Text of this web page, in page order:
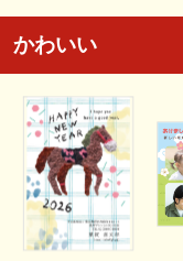
かわいい